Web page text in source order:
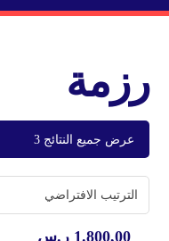
رزمة
عرض جميع النتائج 3
1.800,00 ر.س